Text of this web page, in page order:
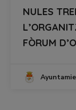
NULES
FÒRUM